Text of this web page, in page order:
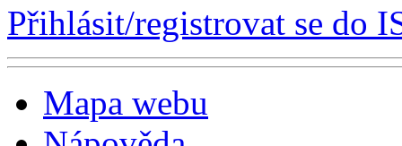
Přihlásit/registrovat se do
Mapa webu